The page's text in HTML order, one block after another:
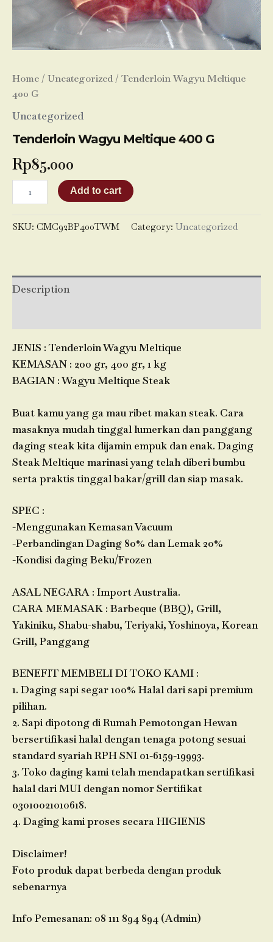
Home / Uncategorized / Tenderloin Wagyu Meltique
400 G
Uncategorized
Tenderloin Wagyu Meltique 400 G
Rp85.000
Add to cart
SKU: CMC92BP400TWM Category: Uncategorized
Description
JENIS : Tenderloin Wagyu Meltique
KEMASAN : 200 gr, 400 gr, 1 kg
BAGIAN : Wagyu Meltique Steak
Buat kamu yang ga mau ribet makan steak. Cara
masaknya mudah tinggal lumerkan dan panggang
daging steak kita dijamin empuk dan enak. Daging
Steak Meltique marinasi yang telah diberi bumbu
serta praktis tinggal bakar/grill dan siap masak.
SPEC :
-Menggunakan Kemasan Vacuum
-Perbandingan Daging 80% dan Lemak 20%
-Kondisi daging Beku/Frozen
ASAL NEGARA : Import Australia.
CARA MEMASAK : Barbeque (BBQ), Grill,
Yakiniku, Shabu-shabu, Teriyaki, Yoshinoya, Korean
Grill, Panggang
BENEFIT MEMBELI DI TOKO KAMI :
1. Daging sapi segar 100% Halal dari sapi premium
pilihan.
2. Sapi dipotong di Rumah Pemotongan Hewan
bersertifikasi halal dengan tenaga potong sesuai
standard syariah RPH SNI 01-6159-19993.
3. Toko daging kami telah mendapatkan sertifikasi
halal dari MUI dengan nomor Sertifikat
03010021010618.
4. Daging kami proses secara HIGIENIS
Disclaimer!
Foto produk dapat berbeda dengan produk
sebenarnya
Info Pemesanan: 08 111 894 894 (Admin)